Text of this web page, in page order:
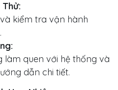
kiểm tra vận hành
làm quen với hệ thống và
dẫn chi tiết.